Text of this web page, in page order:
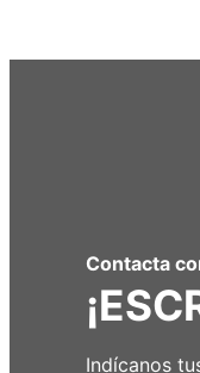
Contacta
Indícanos